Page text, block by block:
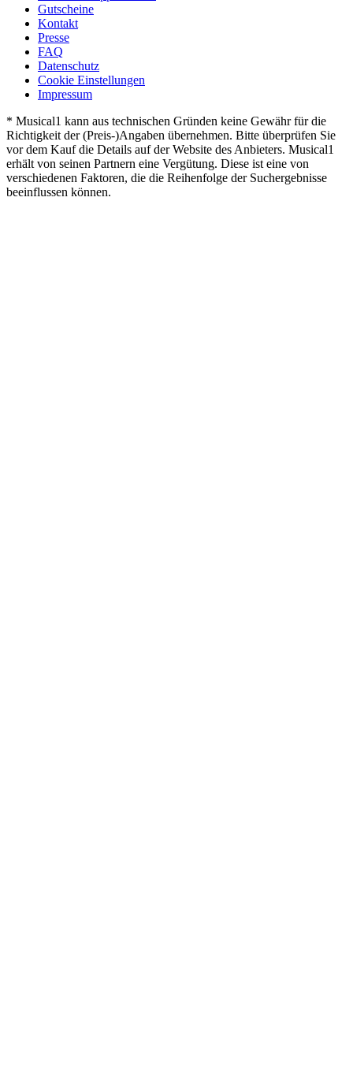
Gutscheine
Kontakt
Presse
FAQ
Datenschutz
Cookie Einstellungen
Impressum
* Musical1 kann aus technischen Gründen keine Gewähr für die
Richtigkeit der (Preis-)Angaben übernehmen. Bitte überprüfen Sie
vor dem Kauf die Details auf der Website des Anbieters. Musical1
erhält von seinen Partnern eine Vergütung. Diese ist eine von
verschiedenen Faktoren, die die Reihenfolge der Suchergebnisse
beeinflussen können.